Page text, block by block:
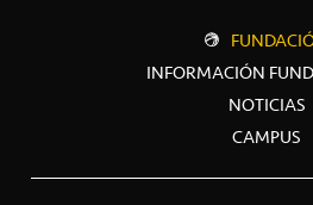
INFORMACIÓN
NOTICIAS
CAMPUS